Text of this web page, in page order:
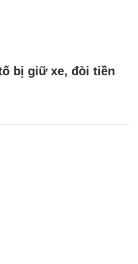
bị giữ xe, đòi tiền